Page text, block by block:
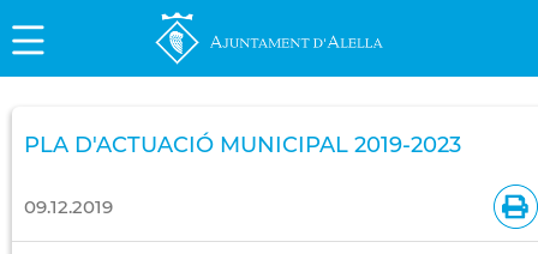
PLA D'ACTUACIÓ MUNICIPAL 2019-2023
09.12.2019